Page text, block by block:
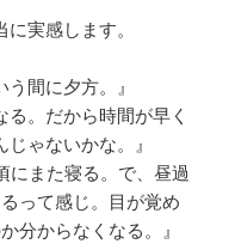
実感します。
間に夕方。』
。だから時間が早く
ゃないかな。』
にまた寝る。で、昼過
って感じ。目が覚め
分からなくなる。』